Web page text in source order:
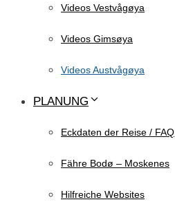
Videos Vestvågøya
Videos Gimsøya
Videos Austvågøya
PLANUNG
Eckdaten der Reise / FAQ
Fähre Bodø – Moskenes
Hilfreiche Websites